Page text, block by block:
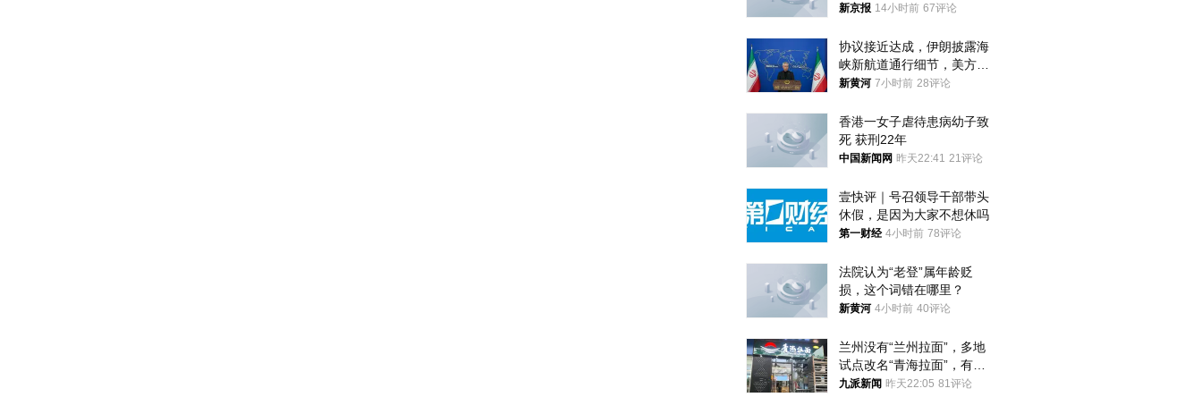
新京报 14小时前 67评论
协议接近达成，伊朗披露海
峡新航道通行细节，美方再
提“倒计时”
新黄河 7小时前 28评论
香港一女子虐待患病幼子致
死 获刑22年
中国新闻网 昨天22:41 21评论
壹快评｜号召领导干部带头
休假，是因为大家不想休吗
第一财经 4小时前 78评论
法院认为“老登”属年龄贬
损，这个词错在哪里？
新黄河 4小时前 40评论
兰州没有“兰州拉面”，多地
试点改名“青海拉面”，有商
家改名已两年
九派新闻 昨天22:05 81评论